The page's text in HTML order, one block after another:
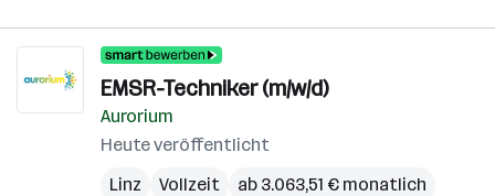
EMSR-Techniker (m/w/d)
Aurorium
Heute veröffentlicht
Linz
Vollzeit ab 3.063,51 € monatlich